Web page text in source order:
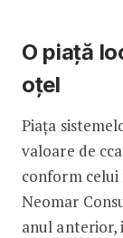
O piață
oțel
Piața
valoare de
conform
Neomar
anul anterior,